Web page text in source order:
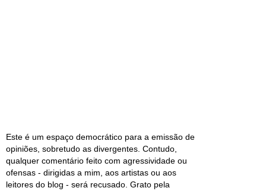
Este é um espaço democrático para a emissão de
opiniões, sobretudo as divergentes. Contudo,
qualquer comentário feito com agressividade ou
ofensas - dirigidas a mim, aos artistas ou aos
leitores do blog - será recusado. Grato pela